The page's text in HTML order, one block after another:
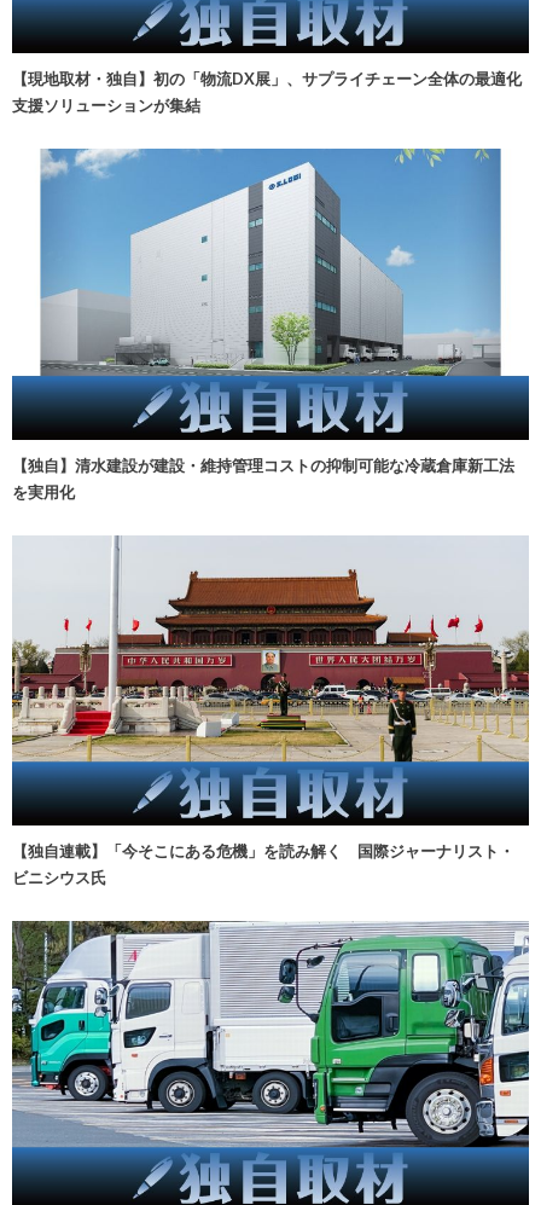
【現地取材・独自】初の「物流DX展」、サプライチェーン全体の最適化
支援ソリューションが集結
【独自】清水建設が建設・維持管理コストの抑制可能な冷蔵倉庫新工法
を実用化
【独自連載】「今そこにある危機」を読み解く 国際ジャーナリスト・
ビニシウス氏